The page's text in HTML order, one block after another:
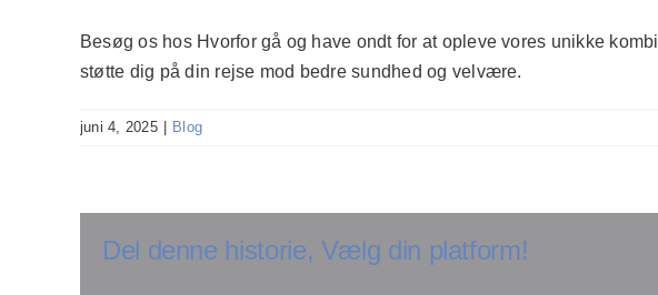
Besøg os hos Hvorfor gå og have ondtfor at opleve vores unikke
støtte dig på din rejse mod bedre sundhed og velvære.
juni 4, 2025 | Blog
Del denne historie, Vælg din platform!